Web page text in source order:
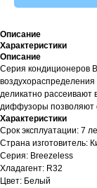
Описание
Характеристики
Описание
Серия кондиционеров
деликатно рассеивают
диффузоры позволяют
Характеристики
Срок эксплуатации: 7
Страна изготовитель:
Серия: Breezeless
Хладагент: R32
Цвет: Белый